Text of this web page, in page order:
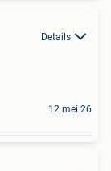
Details
12 mei 26